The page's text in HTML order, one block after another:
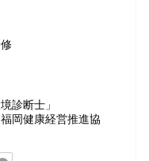
診断士」
岡健康経営推進協